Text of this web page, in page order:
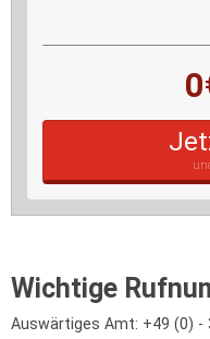
Wichtige
Auswärtiges Amt: +49 (0) -